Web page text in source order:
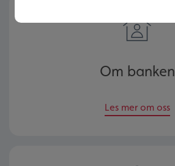
Om banken
Les mer om oss